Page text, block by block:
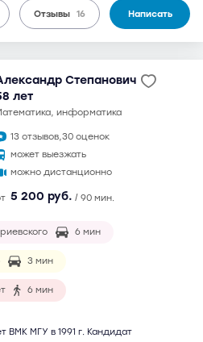
Отзывы 16 Написать
Степанович
лет
математика, информатика
13 отзывов,30 оценок
может выезжать
можно дистанционно
5 200 руб. / 90 мин.
6 мин
3 мин
6 мин
ВМК МГУ в 1991 г. Кандидат